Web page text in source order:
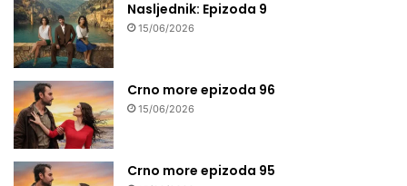
Nasljednik: Epizoda 9
15/06/2026
Crno more epizoda 96
15/06/2026
Crno more epizoda 95